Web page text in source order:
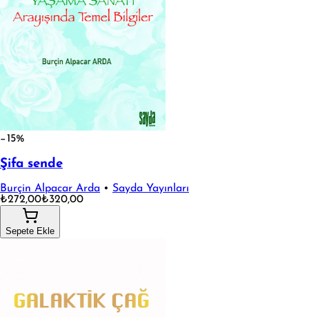
−15%
Şifa sende
Burçin Alpacar Arda • Sayda Yayınları
₺272,00₺320,00
Sepete Ekle